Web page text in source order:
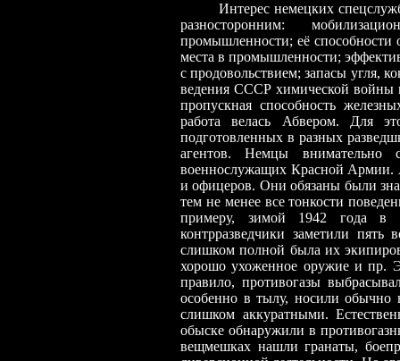
Интерес немецких
разносторонним:
промышленности; её
места в промышленности;
с продовольствием; запасы угля,
ведения СССР химической войны
пропускная способность
работа велась Абвером. Для
подготовленных в разных
агентов. Немцы
военнослужащих Красной Армии.
и офицеров. Они обязаны были
тем не менее все тонкости
примеру, зимой 1942 года в
контрразведчики заметили
слишком полной была их
хорошо ухоженное оружие и пр.
правило, противогазы
особенно в тылу, носили обычно
слишком аккуратными.
обыске обнаружили в
вещмешках нашли гранаты,